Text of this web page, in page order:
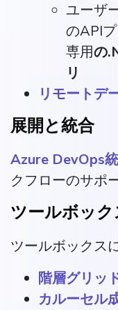
ユーザ
のAPI
専用の
リ
リモートデ
展開と統合
Azure DevOps
クフローのサポ
ツールボッ
ツールボックス
階層グリッ
カルーセル